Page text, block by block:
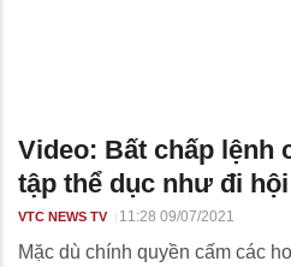
Video: Bất chấp lệnh
tập thể dục như đi hội
VTC NEWS TV 11:28 09/07/2021
Mặc dù chính quyền cấm các